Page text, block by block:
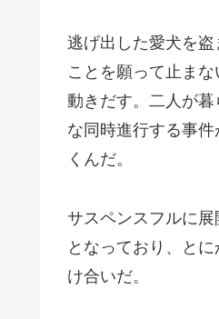
逃げ出した愛犬を
ことを願って止ま
動きだす。二人が
な同時進行する事
くんだ。
サスペンスフルに
となっており、と
け合いだ。